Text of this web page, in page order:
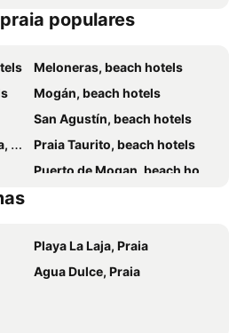
Hotel Aloe Canteras
TC Hotel Doña Luisa
Hotel Matilde by Grupo Matilde
Hotel Emeté & Coworking by Airnest
Beach Hotel Alfredo
Apartamentos Maype Canteras
populares
Meloneras, beach hotels
Mogán, beach hotels
San Agustín, beach hotels
Praia Taurito, beach hotels
Puerto de Mogan, beach hotels
Agüimes, beach hotels
Telde, beach hotels
Playa La Laja, Praia
Agua Dulce, Praia